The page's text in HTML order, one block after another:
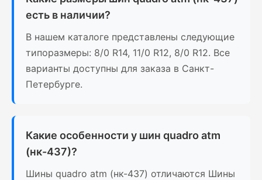
есть в наличии?
В нашем каталоге представлены следующие
типоразмеры: 8/0 R14, 11/0 R12, 8/0 R12. Все
варианты доступны для заказа в Санкт-
Петербурге.
Какие особенности у шин quadro atm
(нк-437)?
Шины quadro atm (нк-437) отличаются Шины